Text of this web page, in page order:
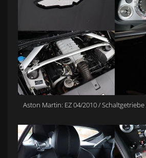
Aston Martin: EZ 04/2010 /